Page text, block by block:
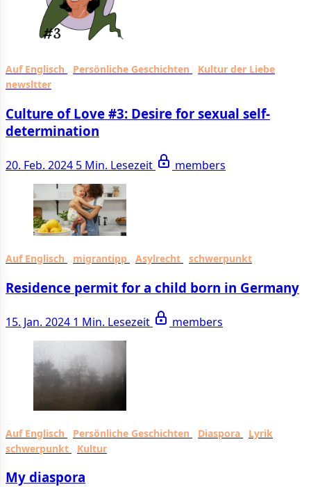
Auf Englisch Persönliche Geschichten
Kultur der Liebe
newsltter
Culture of Love #3: Desire for sexual self-
determination
20. Feb. 2024 5 Min. Lesezeit members
Auf Englisch migrantipp Asylrecht schwerpunkt
Residence permit for a child born in Germany
15. Jan. 2024 1 Min. Lesezeit members
Auf Englisch Persönliche Geschichten Diaspora
Lyrik
schwerpunkt
Kultur
My diaspora